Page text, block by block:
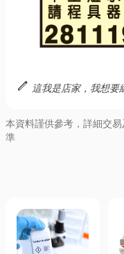
edit 這我是店家，我想要
本資料謹供參考，詳細交
準